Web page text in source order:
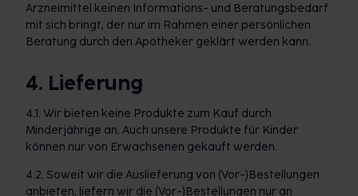
Arzneimittel keinen Informations- und Beratungsbedarf
mit sich bringt, der nur im Rahmen einer persönlichen
Beratung durch den Apotheker geklärt werden kann.
4. Lieferung
4.1. Wir bieten keine Produkte zum Kauf durch
Minderjährige an. Auch unsere Produkte für Kinder
können nur von Erwachsenen gekauft werden.
4.2. Soweit wir die Auslieferung von (Vor-)Bestellungen
anbieten, liefern wir die (Vor-)Bestellungen nur an